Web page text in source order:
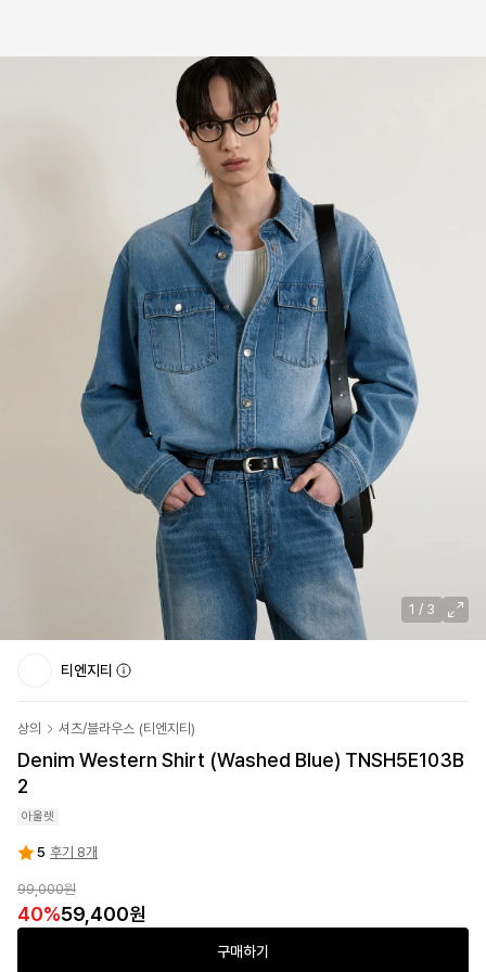
1 / 3
티엔지티
상의 셔츠/블라우스 (티엔지티)
Denim Western Shirt (Washed Blue) TNSH5E103B
2
아울렛
5 후기 8개
99,000원
40%59,400원
구매하기